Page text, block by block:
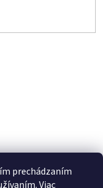
prechádzaním
Viac